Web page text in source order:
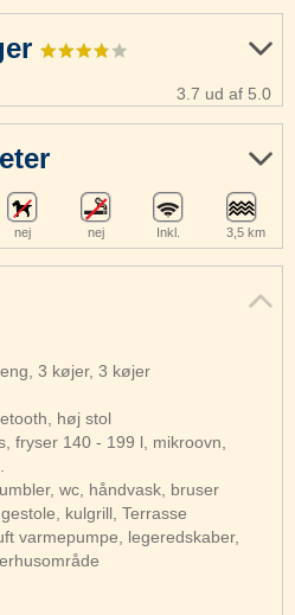
3 køjer, 3 køjer
høj stol
fryser 140 - 199 l, mikroovn,
wc, håndvask, bruser
kulgrill, Terrasse
varmepumpe, legeredskaber,
3.7 ud af 5.0
nej nej Inkl. 3,5 km